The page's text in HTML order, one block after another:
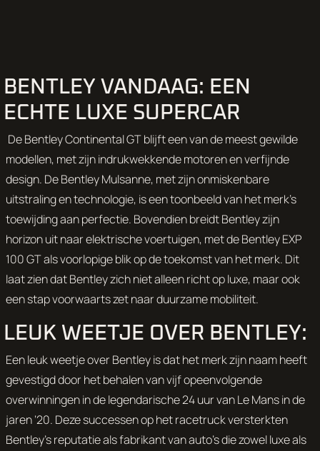
BENTLEY VANDAAG: EEN
ECHTE LUXE SUPERCAR
De Bentley Continental GT blijft een van de meest gewilde
modellen, met zijn indrukwekkende motoren en verfijnde
design. De Bentley Mulsanne, met zijn onmiskenbare
uitstraling en technologie, is een toonbeeld van het merk’s
toewijding aan perfectie. Bovendien breidt Bentley zijn
horizon uit naar elektrische voertuigen, met de Bentley EXP
100 GT als voorlopige blik op de toekomst van het merk. Dit
laat zien dat Bentley zich niet alleen richt op luxe, maar ook
een stap voorwaarts zet naar duurzame mobiliteit.
LEUK WEETJE OVER BENTLEY:
Een leuk weetje over Bentley is dat het merk zijn naam heeft
gevestigd door het behalen van vijf opeenvolgende
overwinningen in de legendarische 24 uur van Le Mans in de
jaren ‘20. Deze successen op het racetruck versterkten
Bentley’s reputatie als fabrikant van auto's die zowel luxe als